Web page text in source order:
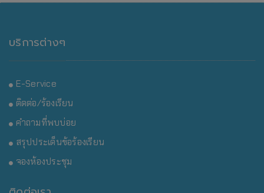
บริการต่างๆ
E-Service
ติดต่อ/ร้องเรียน
คำถามที่พบบ่อย
สรุปประเด็นข้อร้องเรียน
จองห้องประชุม